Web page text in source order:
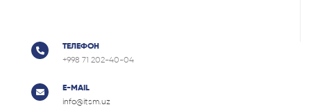
ТЕЛЕФОН
+998 71 202-40-04
E-MAIL
info@itsm.uz